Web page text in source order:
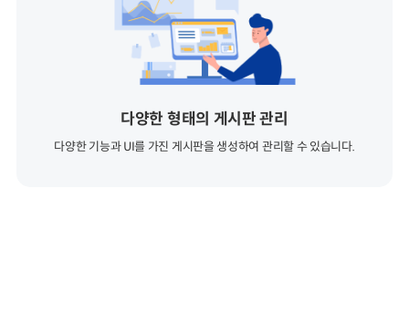
다양한 형태의 게시판 관리
다양한 기능과 UI를 가진 게시판을 생성하여 관리할 수 있습니다.